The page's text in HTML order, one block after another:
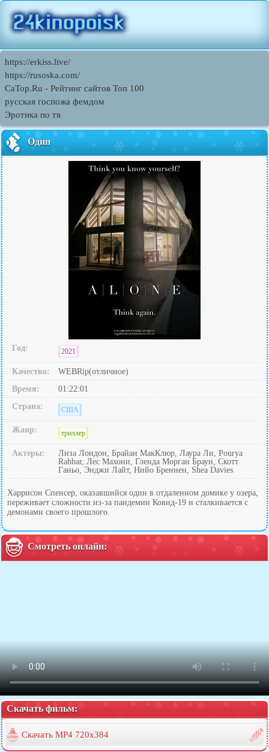
https://erkiss.live/
https://rusoska.com/
CaTop.Ru - Рейтинг сайтов Toп 100
русская госпожа фемдом
Эротика по тв
Один
Год: 2021
Качество:
WEBRip(отличное)
Время:
01:22:01
Страна:
США
Жанр: триллер
Актеры:
Лиза Лондон, Брайан МакКлюр, Лаура Ли, Pourya
Rahbar, Лес Махони, Гленда Морган Браун, Скотт
Ганьо, Энджи Лайт, Нийо Бреннен, Shea Davies
Харрисон Спенсер, оказавшийся один в отдаленном домике у озера,
переживает сложности из-за пандемии Ковид-19 и сталкивается с
демонами своего прошлого.
Смотреть онлайн:
Скачать фильм:
Скачать MP4 720x384